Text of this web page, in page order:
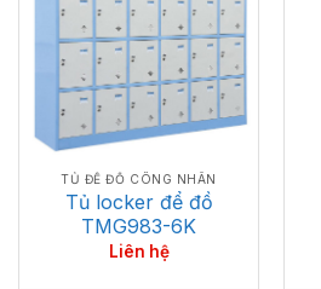
TỦ ĐỂ ĐỒ CÔNG NHÂN
Tủ locker để đồ
TMG983-6K
Liên hệ